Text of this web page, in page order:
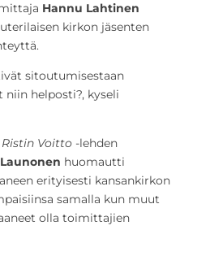
Hannu Lahtinen
kirkon jäsenten
sitoutumisestaan
niin helposti?, kyseli
Ristin Voitto -lehden
huomautti
erityisesti kansankirkon
samalla kun muut
olla toimittajien